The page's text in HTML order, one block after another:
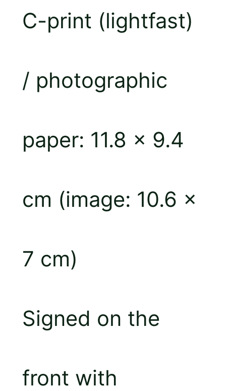
g
e
C-print (lightfast)
/ photographic
paper: 11.8 × 9.4
cm (image: 10.6 ×
7 cm)
Signed on the
front with